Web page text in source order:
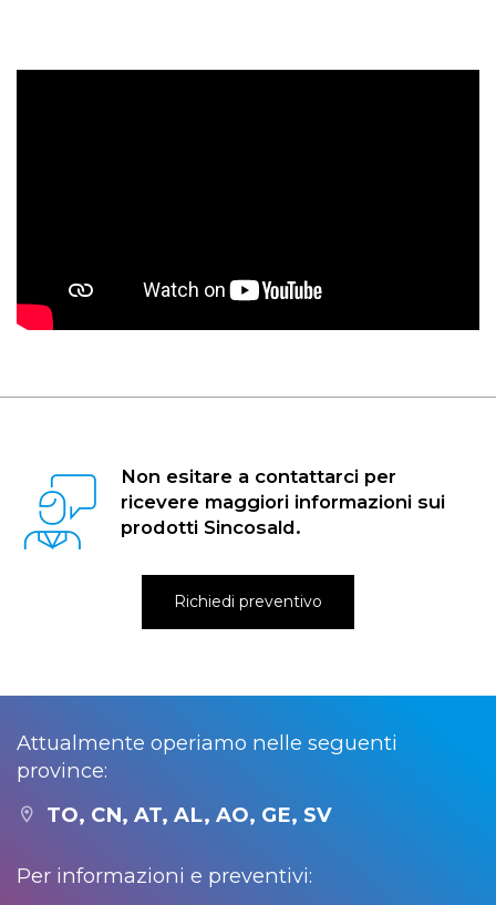
Non esitare a contattarci per
ricevere maggiori informazioni sui
prodotti Sincosald.
Richiedi preventivo
Attualmente operiamo nelle seguenti
province:
TO, CN, AT, AL, AO, GE, SV
Per informazioni e preventivi: